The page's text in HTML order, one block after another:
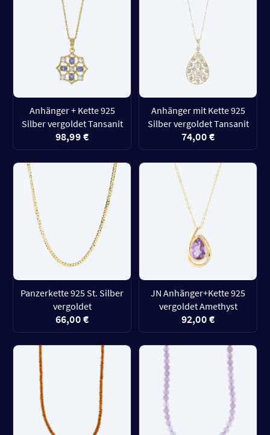
Anhänger + Kette 925
Silber vergoldet Tansanit
98,99 €
Anhänger mit Kette 925
Silber vergoldet Tansanit
74,00 €
Panzerkette 925 St. Silber
vergoldet
66,00 €
JN Anhänger+Kette 925
vergoldet Amethyst
92,00 €